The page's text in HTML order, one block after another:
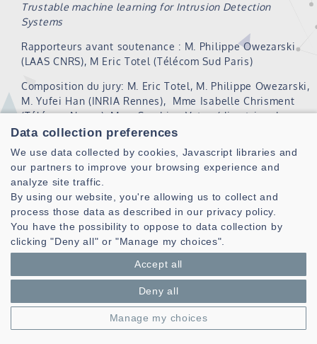
Trustable machine learning for Intrusion Detection
Systems
Rapporteurs avant soutenance : M. Philippe Owezarski
(LAAS CNRS), M Eric Totel (Télécom Sud Paris)
Composition du jury: M. Eric Totel, M. Philippe Owezarski,
M. Yufei Han (INRIA Rennes), Mme Isabelle Chrisment
(Télécom Nancy), Mme Sandrine Vaton (directrice de
thèse), M. David Espès (UBO, co-encadrant), M. Julien
04/10/2024,Soutenance de la thèse de
TROISEMAINE,Novel Class Discovery in Tabular Data :
an Application to Network Fault Diagnosis
Rapporteuses avant soutenance : Mme Michèle Sebag
(Univ. Paris Saclay), Mme Pascale Kuntz (Univ. Nantes)
Composition du jury : Mme Michèle Sebag, Mme Pascale
Kuntz, Mme Catherine Lepers (Télécom Sud Paris), M.
Eric Fabre (INRIA Rennes), Mme Sandrine Vaton
(directrice de thèse), M. Stéphane Gosselin (Orange
Data collection preferences
We use data collected by cookies, Javascript libraries and
our partners to improve your browsing experience and
analyze site traffic.
By using our website, you're allowing us to collect and
process those data as described in our privacy policy.
You have the possibility to oppose to data collection by
clicking "Deny all" or "Manage my choices".
Accept all
Deny all
Manage my choices